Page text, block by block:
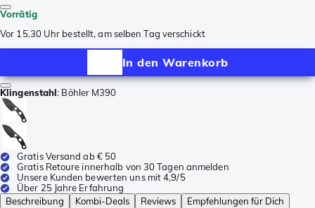
Vorrätig
Vor 15.30 Uhr bestellt, am selben Tag verschickt
In den Warenkorb
Klingenstahl: Böhler M390
Gratis Versand ab € 50
Gratis Retoure innerhalb von 30 Tagen anmelden
Unsere Kunden bewerten uns mit 4,9/5
Über 25 Jahre Erfahrung
Beschreibung
Kombi-Deals Reviews
Empfehlungen für Dich